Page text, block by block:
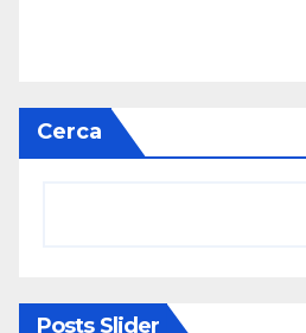
Cerca
Posts Slider